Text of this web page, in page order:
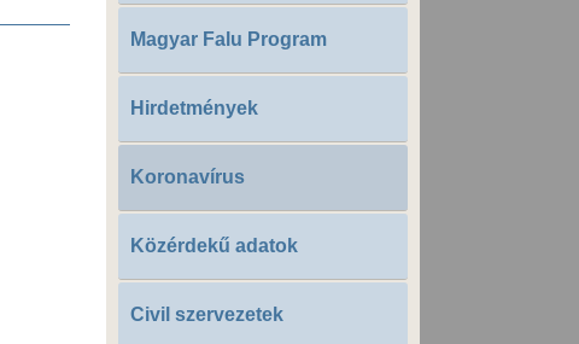
Magyar Falu Program
Hirdetmények
Koronavírus
Közérdekű adatok
Civil szervezetek